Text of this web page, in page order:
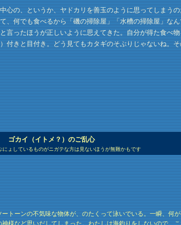
の、というか、ヤドカリを善玉のように思ってしまう
何でも食べるから「磯の掃除屋」「水槽の掃除屋」な
ったほうが正しいように思えてきた。自分が得た食べ
きと目付き。どう見てもカタギのそぶりじゃないね。
ゴカイ（イトメ？）のご乱心
にょしているものがニガテな方は見ないほうが無難かもです
トーンの不気味な物体が、のたくって泳いでいる。一瞬、何
様など思いだしてしまった。わたしは海釣りをしないので、